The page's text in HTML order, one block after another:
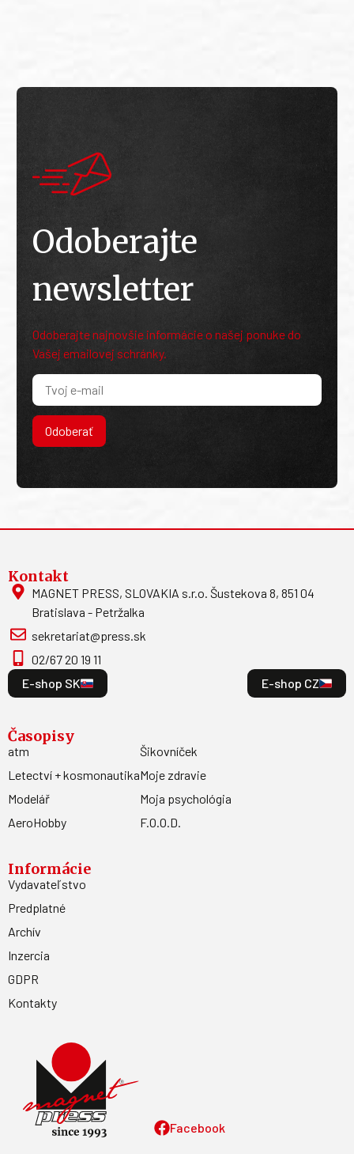
Odoberajte
newsletter
Odoberajte najnovšie informácie o našej ponuke do
Vašej emailovej schránky.
Odoberať
Facebook
Kontakt
MAGNET PRESS, SLOVAKIA s.r.o. Šustekova 8, 851 04
Bratislava - Petržalka
sekretariat@press.sk
02/67 20 19 11
E-shop SK
E-shop CZ
Časopisy
atm
Letectví + kosmonautika
Modelář
AeroHobby
Šikovníček
Moje zdravie
Moja psychológia
F.O.O.D.
Informácie
Vydavateľstvo
Predplatné
Archív
Inzercia
GDPR
Kontakty